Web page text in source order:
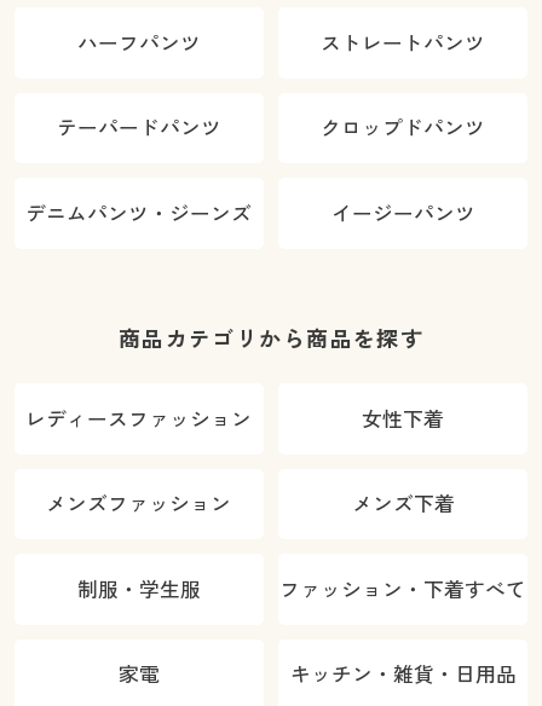
ハーフパンツ ストレートパンツ
テーパードパンツ クロップドパンツ
デニムパンツ・ジーンズ イージーパンツ
商品カテゴリから商品を探す
レディースファッション 女性下着
メンズファッション メンズ下着
制服・学生服 ファッション・下着すべて
家電 キッチン・雑貨・日用品